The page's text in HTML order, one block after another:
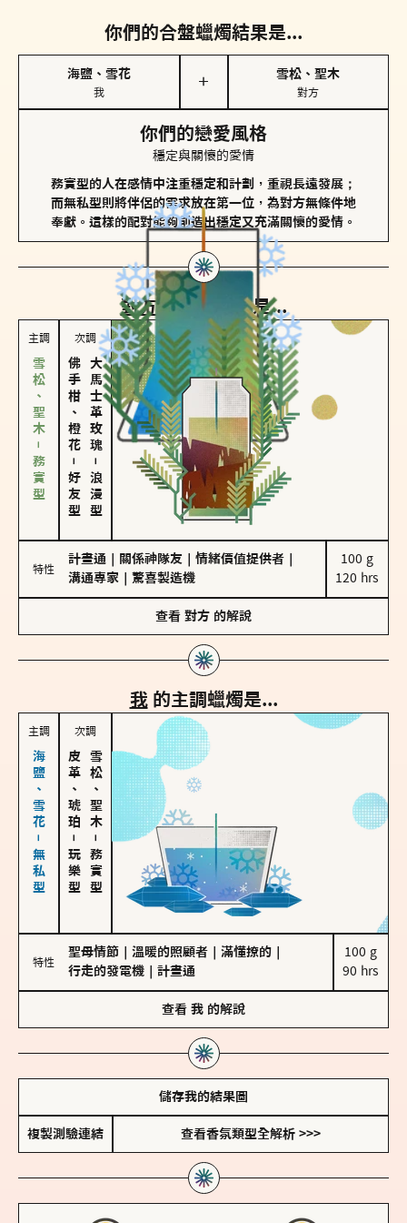
你們的合盤蠟燭結果是...
海鹽、雪花
我
＋
雪松、聖木
對方
你們的戀愛風格
穩定與關懷的愛情
務實型的人在感情中注重穩定和計劃，重視長遠發展；
而無私型則將伴侶的需求放在第一位，為對方無條件地
奉獻。這樣的配對能夠創造出穩定又充滿關懷的愛情。
對方的主調蠟燭是...
主調
雪松、聖木－務實型
次調
佛手柑、橙花
－
好友型
大馬士革玫瑰
－
浪漫型
特性
計畫通 關係神隊友 情緒價值提供者
溝通專家
驚喜製造機
100 g
120 hrs
查看 對方 的解說
我 的主調蠟燭是...
主調
海鹽、雪花－無私型
次調
皮革、琥珀
－
玩樂型
雪松、聖木
－
務實型
特性
聖母情節 溫暖的照顧者 滿懂撩的
行走的發電機
計畫通
100 g
90 hrs
查看 我 的解說
儲存我的結果圖
複製測驗連結 查看香氛類型全解析 >>>